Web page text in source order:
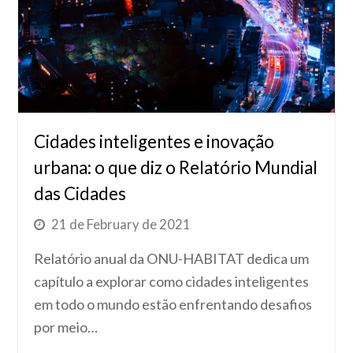
Cidades inteligentes e inovação
urbana: o que diz o Relatório Mundial
das Cidades
21 de February de 2021
Relatório anual da ONU-HABITAT dedica um
capítulo a explorar como cidades inteligentes
em todo o mundo estão enfrentando desafios
por meio…